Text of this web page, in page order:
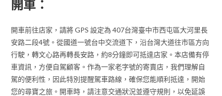
開車：
開車前往店家，請將 GPS 設定為 407台灣臺中市西屯區大河里長
安路二段4號。從國道一號台中交流道下，沿台灣大道往市區方向
行駛，轉文心路再轉長安路，約8分鐘即可抵達店家。本店備有停
車資訊，方便自駕顧客。作為一家老字號的寄賣店，我們理解自
駕的便利性，因此特別提醒駕車路線，確保您能順利抵達，開始
您的尋寶之旅。開車時，請注意交通狀況並遵守規則，以免延誤